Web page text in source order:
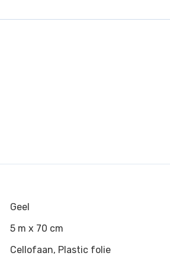
Geel
5 m x 70 cm
Cellofaan, Plastic folie